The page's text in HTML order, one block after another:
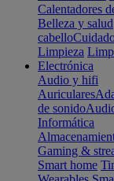
Calentadores
Belleza y salud
cabello
Limpieza
Electrónica
Audio y hifi
Auriculares
de sonido
Informática
Gaming &
Smart home